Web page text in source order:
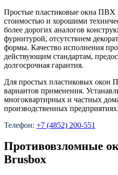
Простые пластиковые окна ПВХ
стоимостью и хорошими
более дорогих аналогов
фурнитурой, отсутствием
формы. Качество исполнения
действующим стандартам,
долгосрочная гарантия.
Для простых пластиковых окон
вариантов применения.
многоквартирных и частных
производственных предприятиях.
Телефон: +7 (4852) 200-551
Противовзломные
Brusbox